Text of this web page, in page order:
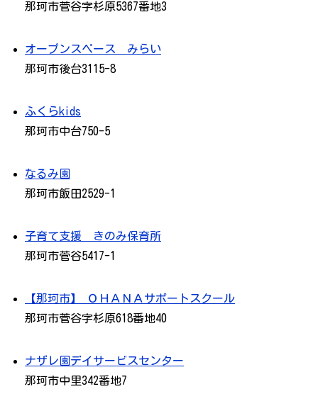
那珂市菅谷字杉原5367番地3
オープンスペース みらい
那珂市後台3115-8
ふくらkids
那珂市中台750-5
なるみ園
那珂市飯田2529-1
子育て支援 きのみ保育所
那珂市菅谷5417-1
【那珂市】 ＯＨＡＮＡサポートスクール
那珂市菅谷字杉原618番地40
ナザレ園デイサービスセンター
那珂市中里342番地7